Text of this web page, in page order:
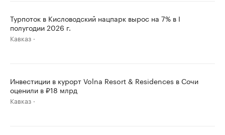
Турпоток в Кисловодский нацпарк вырос на 7% в I
полугодии 2026 г.
Кавказ
Инвестиции в курорт Volna Resort & Residences в Сочи
оценили в ₽18 млрд
Кавказ